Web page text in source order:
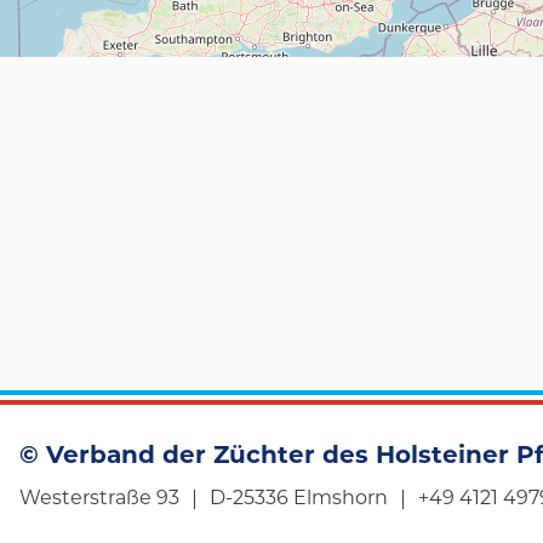
© Verband der Züchter des Holsteiner
Westerstraße 93 D-25336 Elmshorn +49 4121